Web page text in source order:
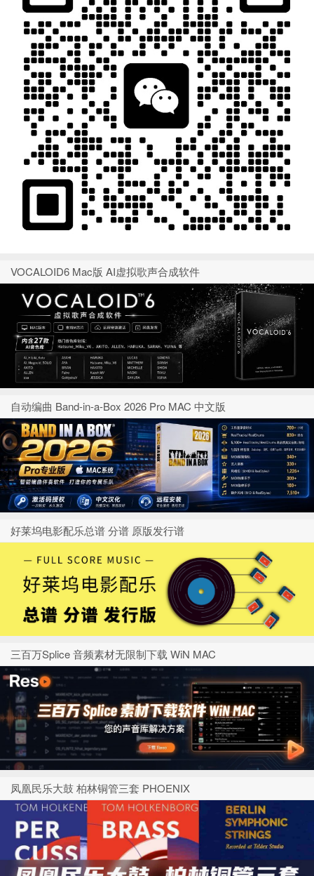
VOCALOID6 Mac版 AI虚拟歌声合成软件
自动编曲 Band-in-a-Box 2026 Pro MAC 中文版
好莱坞电影配乐总谱 分谱 原版发行谱
三百万Splice 音频素材无限制下载 WiN MAC
凤凰民乐大鼓 柏林铜管三套 PHOENIX